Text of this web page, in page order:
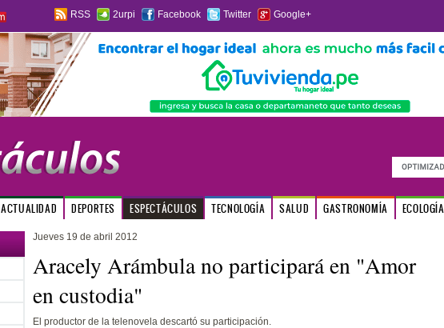
RSS 2urpi Facebook Twitter Google+
ACTUALIDAD DEPORTES ESPECTÁCULOS TECNOLOGÍA SALUD GASTRONOMÍA ECOLOGÍA
Jueves 19 de abril 2012
Aracely Arámbula no participará en "Amor
en custodia"
El productor de la telenovela descartó su participación.